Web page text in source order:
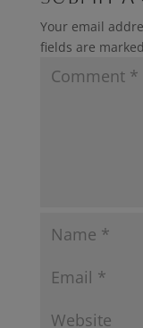
Your email
fields are marked